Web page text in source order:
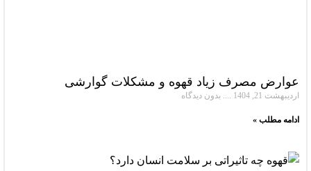
عوارض مصرف زیاد قهوه و مشکلات گوارشی
اردیبهشت 21, 1404 بدون دیدگاه
ادامه مطلب »